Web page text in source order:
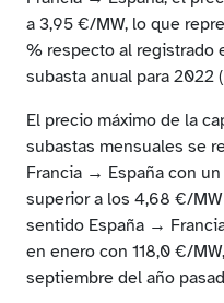
a 3,95 €/MW, lo que
% respecto al registrado
subasta anual para 2022
El precio máximo de la
subastas mensuales se
Francia → España con un
superior a los 4,68 €/
sentido España →
en enero con 118,0 €/
septiembre del año